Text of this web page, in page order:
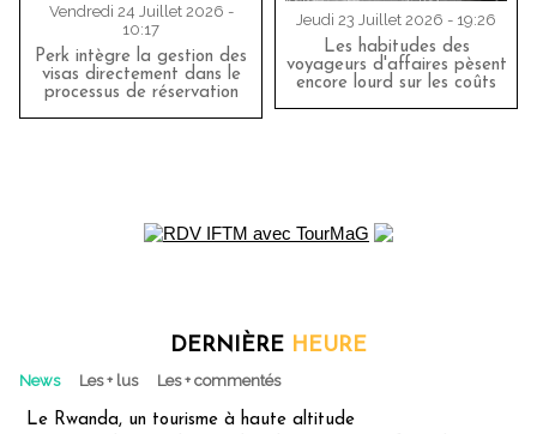
Vendredi 24 Juillet 2026 -
10:17
Perk intègre la gestion des
visas directement dans le
processus de réservation
Jeudi 23 Juillet 2026 - 19:26
Les habitudes des
voyageurs d'affaires pèsent
encore lourd sur les coûts
DERNIÈRE HEURE
News Les + lus Les + commentés
Le Rwanda, un tourisme à haute altitude